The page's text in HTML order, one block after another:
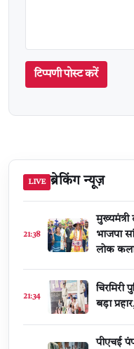
टिप्पणी पोस्ट करें
LIVE ब्रेकिंग न्यूज़
21:38
भाजपा
लोक
21:34
बड़ा
पीएचई